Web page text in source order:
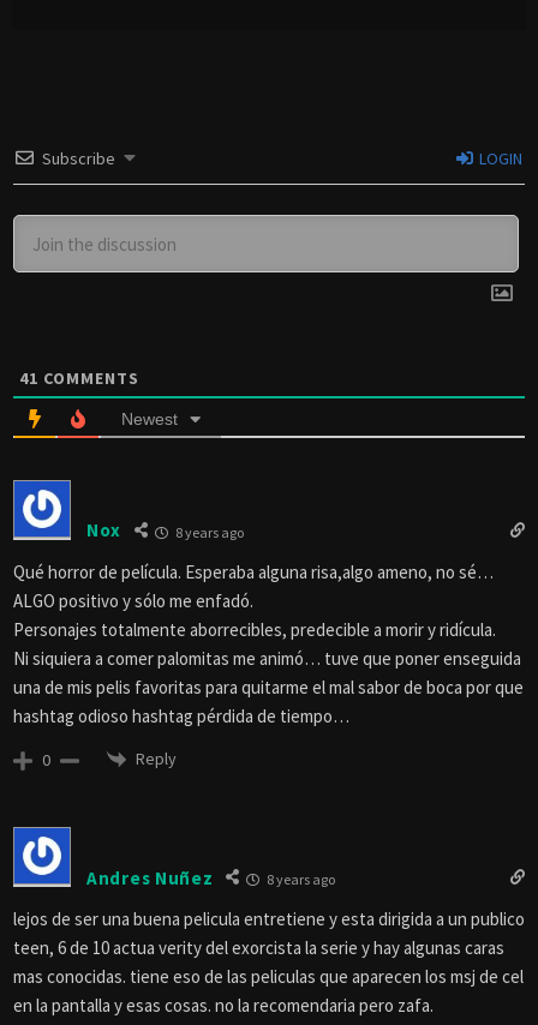
Subscribe LOGIN
41 COMMENTS
Newest
Nox 8 years ago
Qué horror de película. Esperaba alguna risa,algo ameno, no sé…
ALGO positivo y sólo me enfadó.
Personajes totalmente aborrecibles, predecible a morir y ridícula.
Ni siquiera a comer palomitas me animó… tuve que poner enseguida
una de mis pelis favoritas para quitarme el mal sabor de boca por que
hashtag odioso hashtag pérdida de tiempo…
0 Reply
Andres Nuñez 8 years ago
lejos de ser una buena pelicula entretiene y esta dirigida a un publico
teen, 6 de 10 actua verity del exorcista la serie y hay algunas caras
mas conocidas. tiene eso de las peliculas que aparecen los msj de cel
en la pantalla y esas cosas. no la recomendaria pero zafa.